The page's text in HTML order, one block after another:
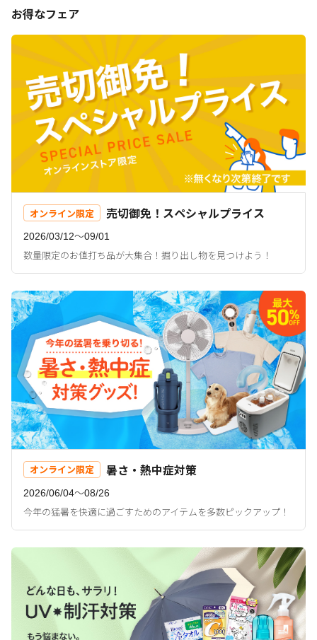
お得なフェア
オンライン限定 売切御免！スペシャルプライス
2026/03/12〜09/01
数量限定のお値打ち品が大集合！掘り出し物を見つけよう！
オンライン限定 暑さ・熱中症対策
2026/06/04〜08/26
今年の猛暑を快適に過ごすためのアイテムを多数ピックアップ！